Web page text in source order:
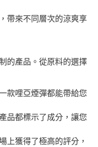
帶來不同層次的涼爽享
的產品。從原料的選擇
款哩亞煙彈都能帶給您
品都標示了成分，讓您
上獲得了極高的評分，